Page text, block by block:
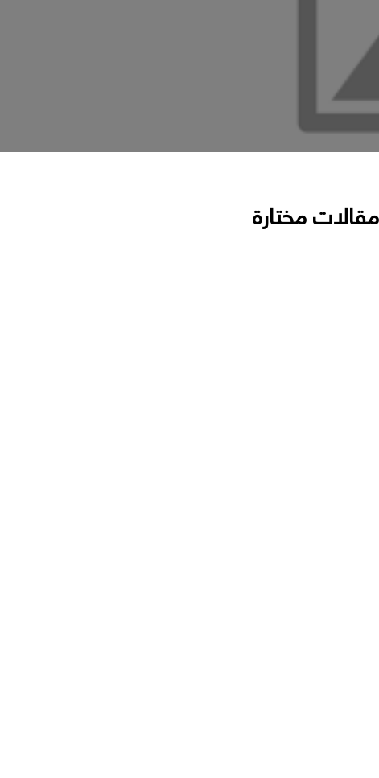
مقالات مختارة